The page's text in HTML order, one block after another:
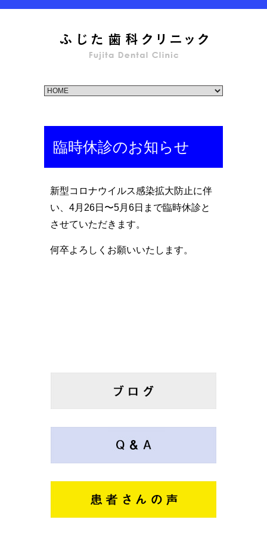
臨時休診のお知らせ
新型コロナウイルス感染拡大防止に伴
い、4月26日〜5月6日まで臨時休診と
させていただきます。
何卒よろしくお願いいたします。